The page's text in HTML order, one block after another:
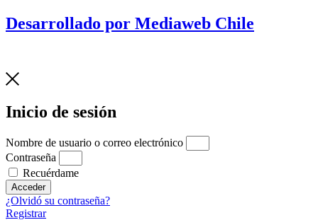
Desarrollado por Mediaweb Chile
Inicio de sesión
Nombre de usuario o correo electrónico
Contraseña
Recuérdame
Acceder
¿Olvidó su contraseña?
Registrar